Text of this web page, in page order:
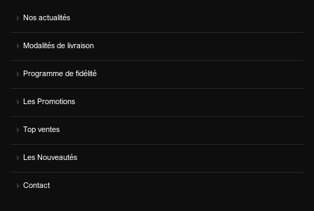
Nos actualités
Modalités de livraison
Programme de fidélité
Les Promotions
Top ventes
Les Nouveautés
Contact